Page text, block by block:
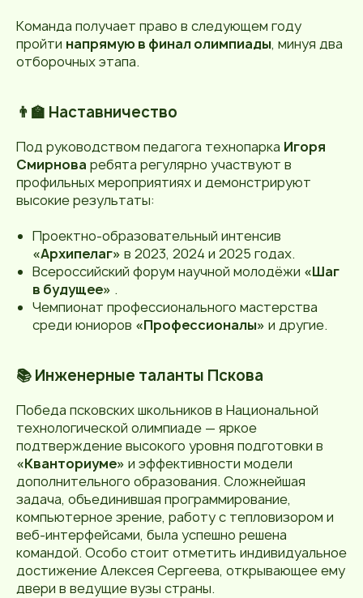
Команда получает право в следующем году
пройти напрямую в финал олимпиады, минуя два
отборочных этапа.
👨‍🏫 Наставничество
Под руководством педагога технопарка Игоря
Смирнова ребята регулярно участвуют в
профильных мероприятиях и демонстрируют
высокие результаты:
Проектно-образовательный интенсив
«Архипелаг» в 2023, 2024 и 2025 годах.
Всероссийский форум научной молодёжи «Шаг
в будущее» .
Чемпионат профессионального мастерства
среди юниоров «Профессионалы» и другие.
📚 Инженерные таланты Пскова
Победа псковских школьников в Национальной
технологической олимпиаде — яркое
подтверждение высокого уровня подготовки в
«Кванториуме» и эффективности модели
дополнительного образования. Сложнейшая
задача, объединившая программирование,
компьютерное зрение, работу с тепловизором и
веб-интерфейсами, была успешно решена
командой. Особо стоит отметить индивидуальное
достижение Алексея Сергеева, открывающее ему
двери в ведущие вузы страны.